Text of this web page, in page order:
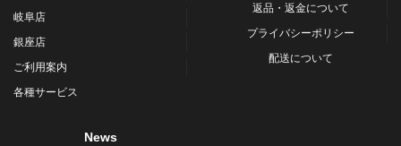
岐阜店
銀座店
ご利用案内
各種サービス
返品・返金について
プライバシーポリシー
配送について
News